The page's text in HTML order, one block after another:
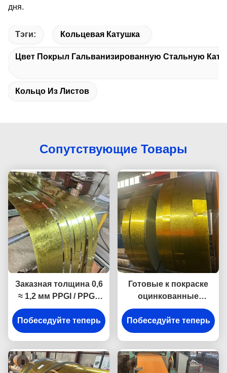
дня.
Тэги: Кольцевая Катушка
Цвет Покрыл Гальванизированную Стальную
Кольцо Из Листов
Сопутствующие Товары
Заказная толщина 0,6
≈ 1,2 мм PPGI / PPGL
Предварительно
окрашенные
покрытые цветами
стальные катушки и
листы
Побеседуйте теперь
Готовые к покраске
оцинкованные
стальные листы и
рулоны PPGI PPGL с
цветным покрытием,
толщина 0,6–1,2 мм
Побеседуйте теперь